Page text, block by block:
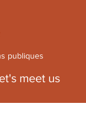
publiques
meet us